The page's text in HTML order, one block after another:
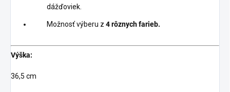
dážďoviek.
Možnosť výberu z 4 rôznych farieb.
Výška:
36,5 cm